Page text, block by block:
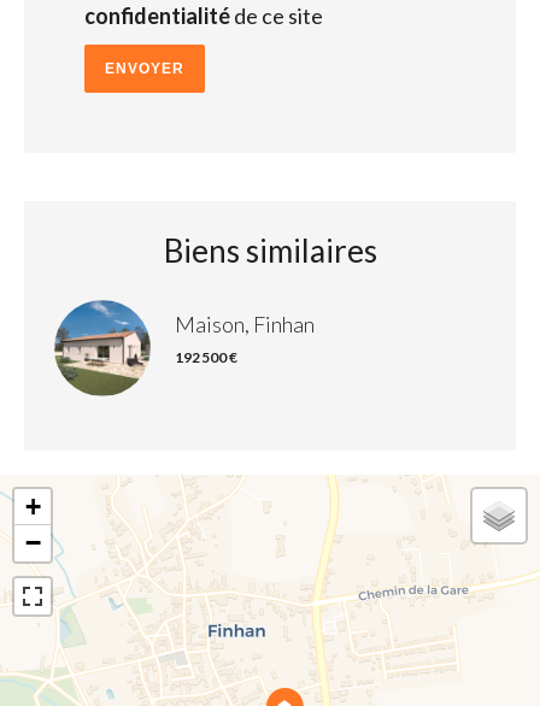
confidentialitéde ce site
ENVOYER
Biens similaires
Maison, Finhan
192 500 €
+
−